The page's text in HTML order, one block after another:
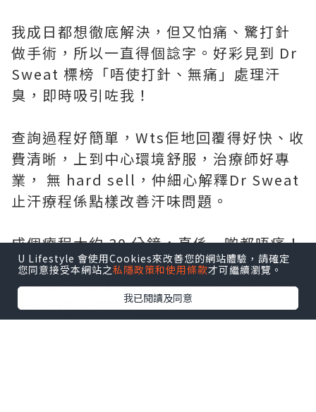
我成日都想徹底解決，但又怕痛、驚打針
做手術，所以一直得個諗字。好彩見到 Dr
Sweat 標榜「唔使打針、無痛」處理汗
臭，即時吸引咗我！
查詢過程好簡單，Wts佢地回覆得好快、收
費清晰，上到中心環境舒服，治療師好專
業， 無 hard sell，仲細心解釋Dr Sweat
止汗療程係點樣改善汗味問題。
成個療程大約 30 分鐘，真係一啲都唔痛！
做完之後，腋下明顯乾爽好多，真係出少
左好多汗，最開心係困擾多年嘅汗味終於
淡咗，個人唔再黐立立！
U Lifestyle 會使用Cookies來改善您的網站體驗，請確定
您同意接受本網站之私隱政策和使用條款才可繼續瀏覽。
我已閱讀及同意